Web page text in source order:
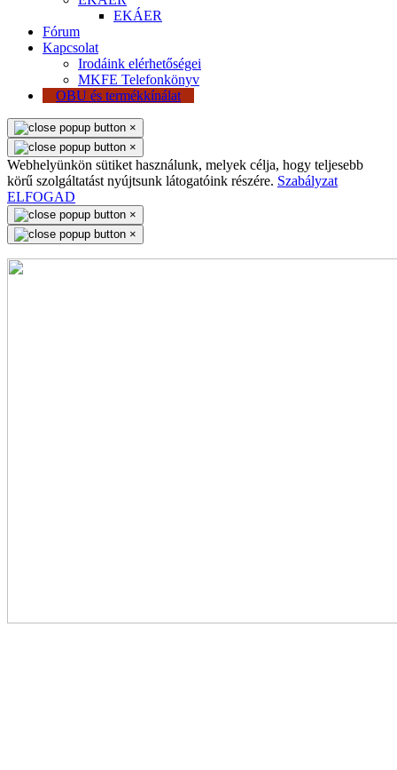
EKÁER
Fórum
Kapcsolat
Irodáink elérhetőségei
MKFE Telefonkönyv
OBU és termékkínálat
×
×
Webhelyünkön sütiket használunk, melyek célja, hogy teljesebb
körű szolgáltatást nyújtsunk látogatóink részére. Szabályzat
ELFOGAD
×
×